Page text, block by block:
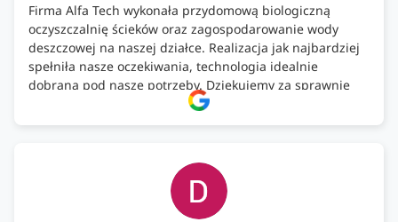
Firma Alfa Tech wykonała przydomową biologiczną
oczyszczalnię ścieków oraz zagospodarowanie wody
deszczowej na naszej działce. Realizacja jak najbardziej
spełniła nasze oczekiwania, technologia idealnie
dobrana pod nasze potrzeby. Dziękujemy za sprawnie
wykonany montaż w świetnej atmosferze! Polecam!